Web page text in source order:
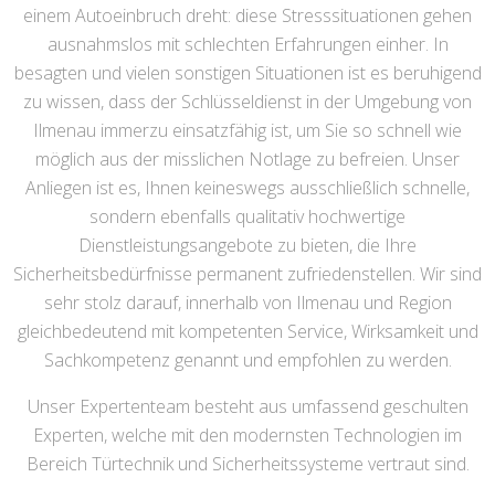
einem Autoeinbruch dreht: diese Stresssituationen gehen
ausnahmslos mit schlechten Erfahrungen einher. In
besagten und vielen sonstigen Situationen ist es beruhigend
zu wissen, dass der Schlüsseldienst in der Umgebung von
Ilmenau immerzu einsatzfähig ist, um Sie so schnell wie
möglich aus der misslichen Notlage zu befreien. Unser
Anliegen ist es, Ihnen keineswegs ausschließlich schnelle,
sondern ebenfalls qualitativ hochwertige
Dienstleistungsangebote zu bieten, die Ihre
Sicherheitsbedürfnisse permanent zufriedenstellen. Wir sind
sehr stolz darauf, innerhalb von Ilmenau und Region
gleichbedeutend mit kompetenten Service, Wirksamkeit und
Sachkompetenz genannt und empfohlen zu werden.
Unser Expertenteam besteht aus umfassend geschulten
Experten, welche mit den modernsten Technologien im
Bereich Türtechnik und Sicherheitssysteme vertraut sind.